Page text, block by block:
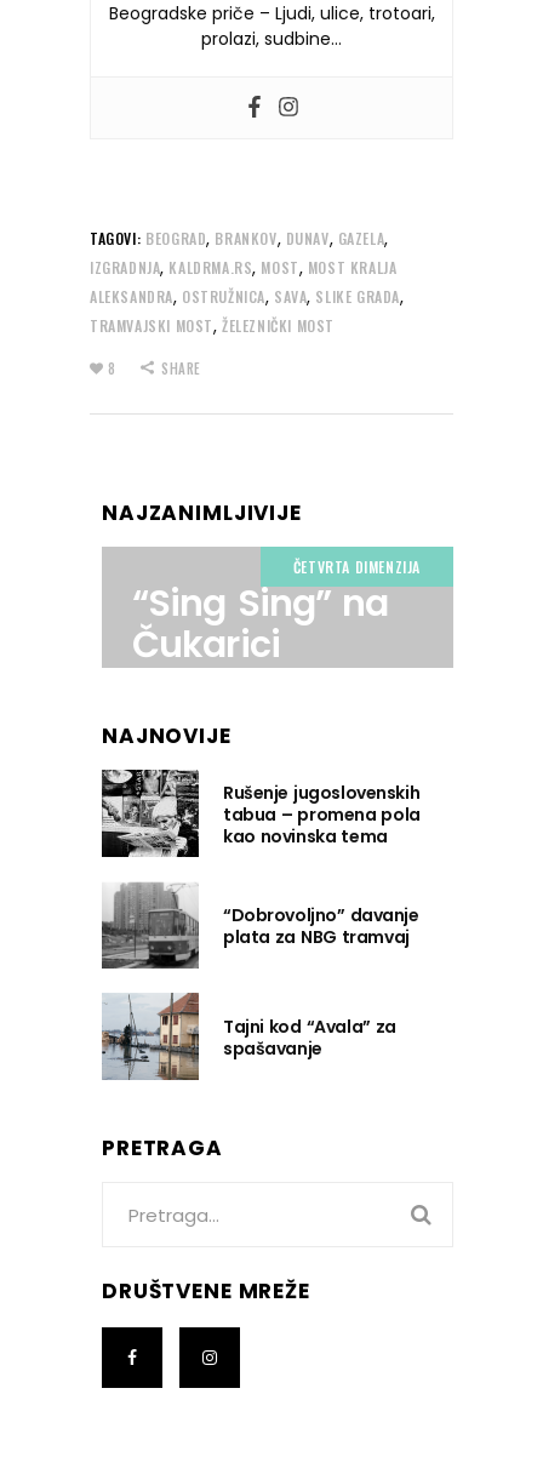
Beogradske priče – Ljudi, ulice, trotoari,
prolazi, sudbine…
TAGOVI: BEOGRAD, BRANKOV, DUNAV, GAZELA,
IZGRADNJA, KALDRMA.RS, MOST, MOST KRALJA
ALEKSANDRA, OSTRUŽNICA, SAVA, SLIKE GRADA,
TRAMVAJSKI MOST, ŽELEZNIČKI MOST
8 SHARE
NAJZANIMLJIVIJE
ČETVRTA DIMENZIJA
“Sing Sing” na
Čukarici
NAJNOVIJE
Rušenje jugoslovenskih
tabua – promena pola
kao novinska tema
“Dobrovoljno” davanje
plata za NBG tramvaj
Tajni kod “Avala” za
spašavanje
PRETRAGA
DRUŠTVENE MREŽE